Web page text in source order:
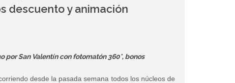
descuento y animación
por San Valentín con fotomatón 360°, bonos
desde la pasada semana todos los núcleos de